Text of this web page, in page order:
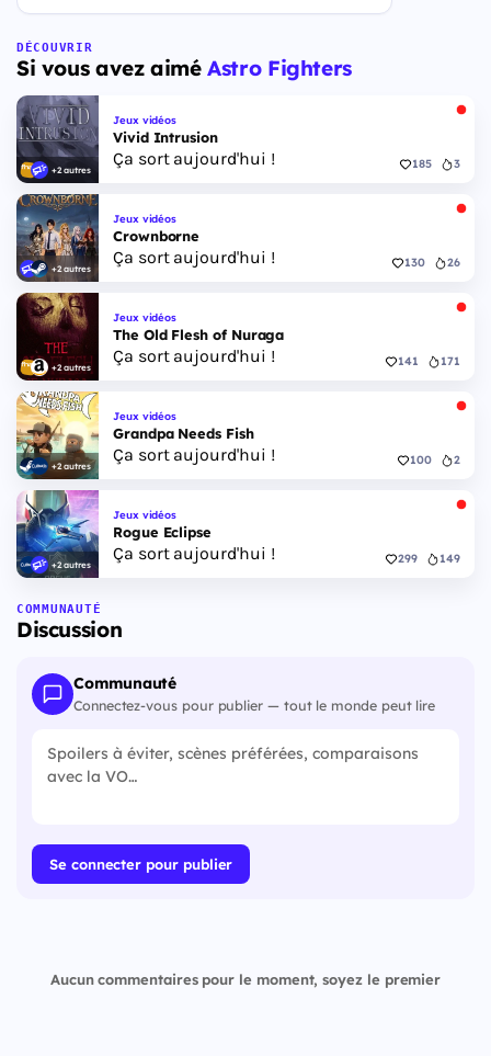
Floride, et sa ville Vice City. Il met en scène
pour la première fois un duo de protagonistes
jouables, Jason et Lucia, cette dernière étant la
première héroïne jouable d'un GTA principal.
DÉCOUVRIR
Si vous avez aiméAstro Fighters
+2 autres
Jeux vidéos
Vivid Intrusion
Ça sort aujourd'hui ! 185 3
+2 autres
Jeux vidéos
Crownborne
Ça sort aujourd'hui ! 130 26
+2 autres
Jeux vidéos
The Old Flesh of Nuraga
Ça sort aujourd'hui ! 141 171
+2 autres
Jeux vidéos
Grandpa Needs Fish
Ça sort aujourd'hui ! 100 2
+2 autres
Jeux vidéos
Rogue Eclipse
Ça sort aujourd'hui ! 299 149
COMMUNAUTÉ
Discussion
Communauté
Connectez-vous pour publier — tout le monde peut lire
Se connecter pour publier
Aucun commentaires pour le moment, soyez le premier